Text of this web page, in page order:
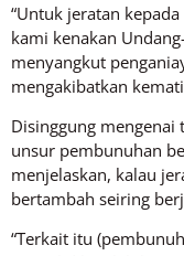
“Untuk jeratan
kami kenakan
menyangkut
mengakibatkan
Disinggung
unsur pembunuhan
menjelaskan, kalau
bertambah seiring
“Terkait itu